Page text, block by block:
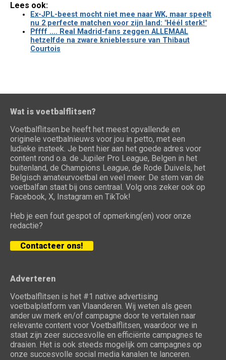
Lees ook:
Ex-JPL-beest mocht niet mee naar WK, maar speelt
nu 2 perfecte matchen voor zijn land: "Héél sterk!"
Pffff .... Real Madrid-fans zeggen ALLEMAAL
hetzelfde na zware knieblessure van Thibaut
Courtois
Wat is voetbalflitsen?
Voetbalflitsen.be heeft het meest opvallende en
originele voetbalnieuws voor jou in petto, met een
ludieke insteek. Je bent hier aan het goede adres voor
content rond o.a. de Jupiler Pro League, Belgen in het
buitenland, de Champions League, de Rode Duivels, het
Belgisch amateurvoetbal en veel meer. De stem van de
voetbalfan staat bij ons centraal. Volg ons zeker ook op
Facebook, X, Instagram en TikTok!
Heb je een fout gespot of opmerking(en) voor onze
redactie?
Contacteer ons!
Adverteren
Voetbalflitsen is het #1 native advertising
voetbalplatform van Vlaanderen. Wij weten als geen
ander uw merk en/of campagne door te vertalen naar
relevante content voor Voetbalflitsen, waardoor we in
staat zijn zeer succesvolle en efficiënte campagnes te
draaien. Het is ook steeds mogelijk om campagnes op
onze succesvolle social media kanalen te lanceren.